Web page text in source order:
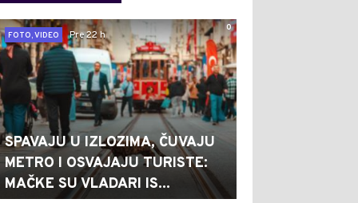
0
FOTO, VIDEO
Pre 22 h
SPAVAJU U IZLOZIMA, ČUVAJU
METRO I OSVAJAJU TURISTE:
MAČKE SU VLADARI IS...